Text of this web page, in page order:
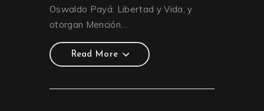
Oswaldo Payá: Libertad y Vida, y
otorgan Mención…
Read More